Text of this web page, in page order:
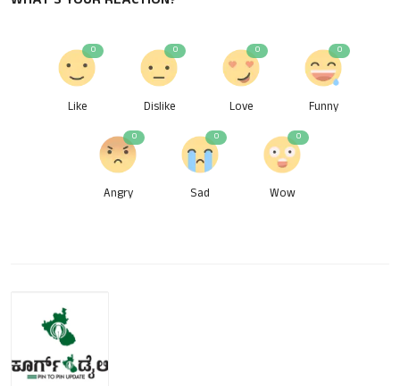
Like
0
Dislike
0
Love
0
Funny
0
Angry
0
Sad
0
Wow
0